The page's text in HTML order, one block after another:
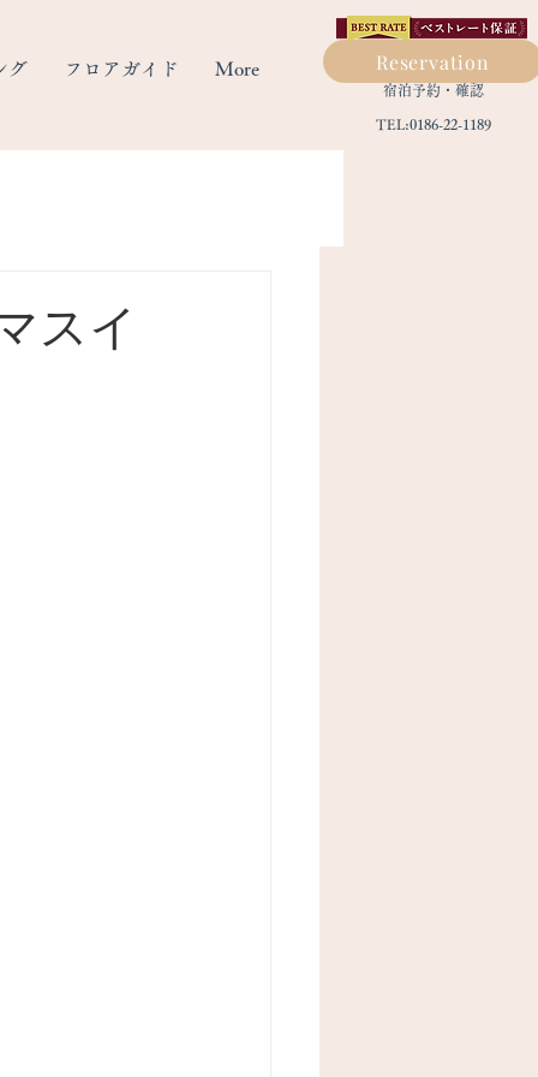
グ フロアガイド More Reservation
​宿泊予約・確認
TEL:0186-22-1189
スイ